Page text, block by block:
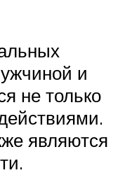
и
не только
являются